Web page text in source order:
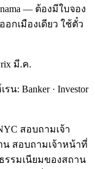
— ต้องมีใบจอง
กเมืองเดียว ใช้ตั๋ว
มี.ค.
: Banker · Investor
สอบถามเจ้า
น สอบถามเจ้าหน้าที่
รรมเนียมของสถาน